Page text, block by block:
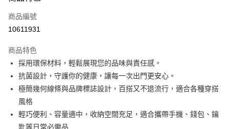
台灣樂天信用卡公司
AFTEE先享後付
便利好安心！
１．簡單：不需註冊會員、不需綁卡、不需儲值。
２．便利：只要手機號碼，簡訊認證，即可結帳。
３．安心：先確認商品／服務後，再付款。
【「AFTEE先享後付」結帳流程】
１．於結帳方式選擇「AFTEE先享後付」後，將跳轉至「AFTEE先享後付」
結帳頁面，進行簡訊認證並確認金額後，即可完成結帳。
２．訂單成立數日內，您將收到繳費通知簡訊。
運送方式
【全家】取貨付款
每筆NT$90，滿NT$990(含以上)免運費
【7-11】取貨付款
商品編號
10611931
商品特色
採用環保材料，輕鬆展現您的品味與責任感。
抗菌設計，守護你的健康，讓每一次出門更安心。
極簡幾何線條與品牌標誌設計，百搭又不退流行，適合各種穿搭
風格
輕巧便利、容量適中，收納空間充足，適合攜帶手機、錢包、鑰
匙等日常必需品